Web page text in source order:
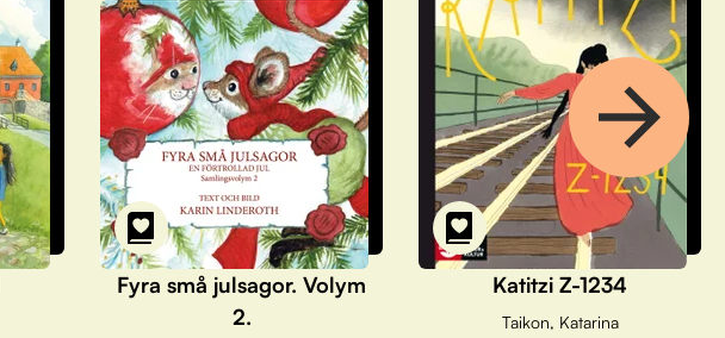
Fyra små julsagor. Volym
2.
Katitzi Z-1234
Taikon, Katarina